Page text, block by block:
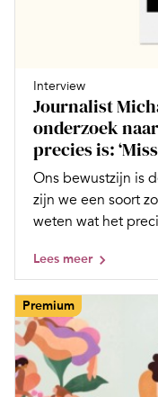
Interview
Journalist
onderzoek
precies is:
Ons bewustzijn is
zijn we een soort
weten wat het
Lees meer
Premium